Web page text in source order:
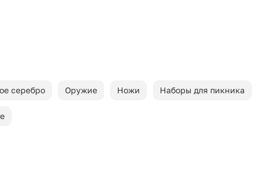
серебро Оружие Ножи Наборы для пикника